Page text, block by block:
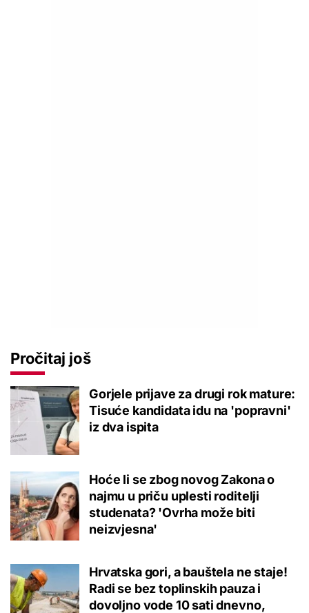
Pročitaj još
Gorjele prijave za drugi rok mature:
Tisuće kandidata idu na 'popravni'
iz dva ispita
Hoće li se zbog novog Zakona o
najmu u priču uplesti roditelji
studenata? 'Ovrha može biti
neizvjesna'
Hrvatska gori, a bauštela ne staje!
Radi se bez toplinskih pauza i
dovoljno vode 10 sati dnevno,